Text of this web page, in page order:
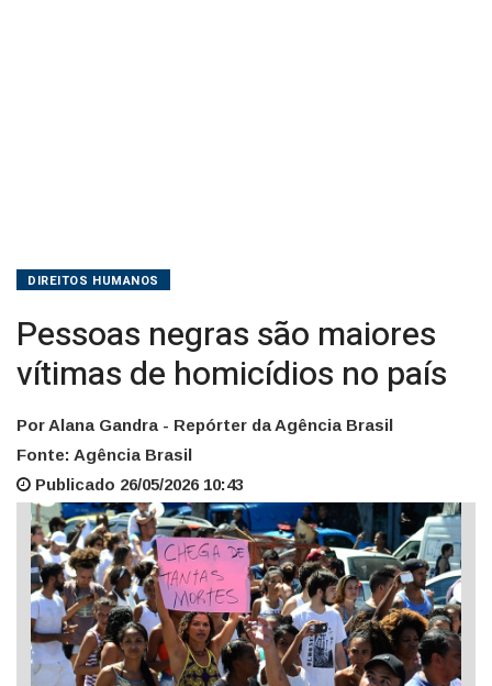
DIREITOS HUMANOS
Pessoas negras são maiores
vítimas de homicídios no país
Por Alana Gandra - Repórter da Agência Brasil
Fonte: Agência Brasil
Publicado 26/05/2026 10:43